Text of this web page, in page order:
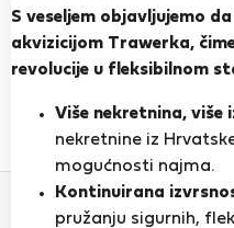
S veseljem objavljujemo
akvizicijom Trawerka,
revolucije u fleksibilnom
Više nekretnina, više
nekretnine iz
mogućnosti najma.
Kontinuirana
pružanju sigurnih,
PRIKAŽI
Ocjena i
0